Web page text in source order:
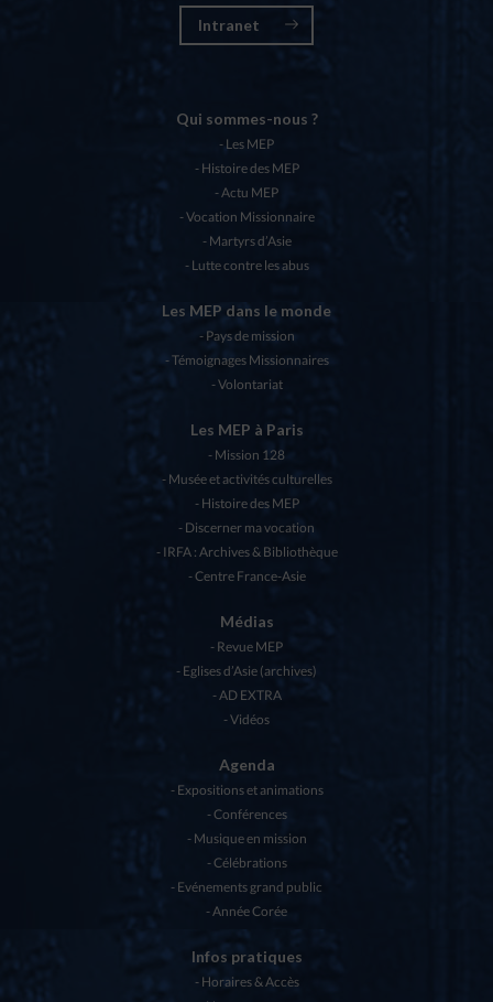
Intranet
Qui sommes-nous ?
Les MEP
Histoire des MEP
Actu MEP
Vocation Missionnaire
Martyrs d’Asie
Lutte contre les abus
Les MEP dans le monde
Pays de mission
Témoignages Missionnaires
Volontariat
Les MEP à Paris
Mission 128
Musée et activités culturelles
Histoire des MEP
Discerner ma vocation
IRFA : Archives & Bibliothèque
Centre France-Asie
Médias
Revue MEP
Eglises d’Asie (archives)
AD EXTRA
Vidéos
Agenda
Expositions et animations
Conférences
Musique en mission
Célébrations
Evénements grand public
Année Corée
Infos pratiques
Horaires & Accès